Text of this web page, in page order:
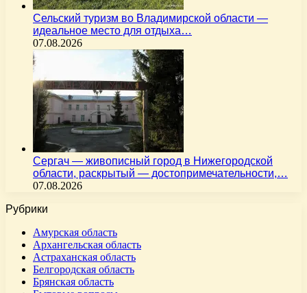
Сельский туризм во Владимирской области —
идеальное место для отдыха…
07.08.2026
Сергач — живописный город в Нижегородской
области, раскрытый — достопримечательности,…
07.08.2026
Рубрики
Амурская область
Архангельская область
Астраханская область
Белгородская область
Брянская область